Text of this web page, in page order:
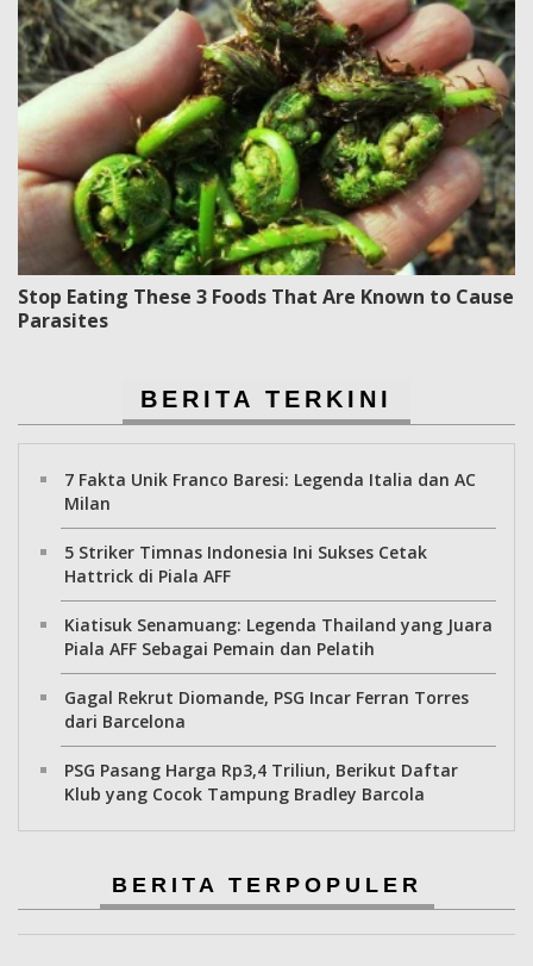
Stop Eating These 3 Foods That Are Known to Cause
Parasites
BERITA TERKINI
7 Fakta Unik Franco Baresi: Legenda Italia dan AC
Milan
5 Striker Timnas Indonesia Ini Sukses Cetak
Hattrick di Piala AFF
Kiatisuk Senamuang: Legenda Thailand yang Juara
Piala AFF Sebagai Pemain dan Pelatih
Gagal Rekrut Diomande, PSG Incar Ferran Torres
dari Barcelona
PSG Pasang Harga Rp3,4 Triliun, Berikut Daftar
Klub yang Cocok Tampung Bradley Barcola
BERITA TERPOPULER